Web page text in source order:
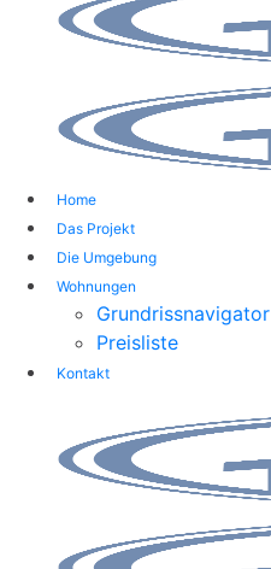
Home
Das Projekt
Die Umgebung
Wohnungen
Grundrissnavigator
Preisliste
Kontakt